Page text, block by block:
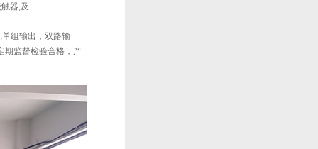
器,及
组输出，双路输
期监督检验合格，产